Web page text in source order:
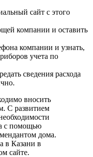
сайт с этого
компании и оставить
компании и узнать,
учета по
сведения расхода
вносить
С развитием
с помощью
дома.
в Казани в
сайте.